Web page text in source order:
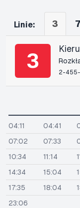
Linie: 3 7
3 2-
04:11 04:41
07:02
07:33
10:34
11:14
14:34
15:04
17:35
18:04
23:06